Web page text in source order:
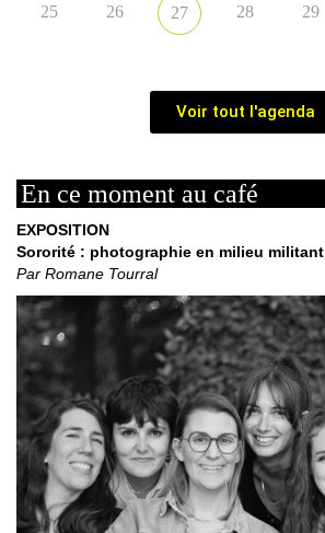
25 26 27 28 29
Voir tout l'agenda
En ce moment au café
EXPOSITION
Sororité : photographie en milieu militant
Par Romane Tourral